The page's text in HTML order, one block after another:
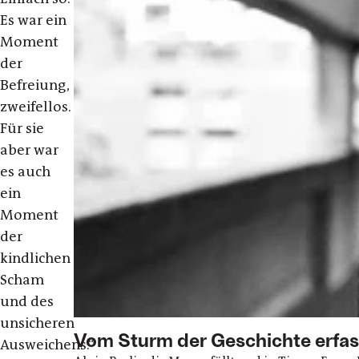
Es war ein
Moment
der
Befreiung,
zweifellos.
Für sie
aber war
es auch
ein
Moment
der
kindlichen
Scham
und des
unsicheren
Ausweichens.“Vom Sturm der Geschichte